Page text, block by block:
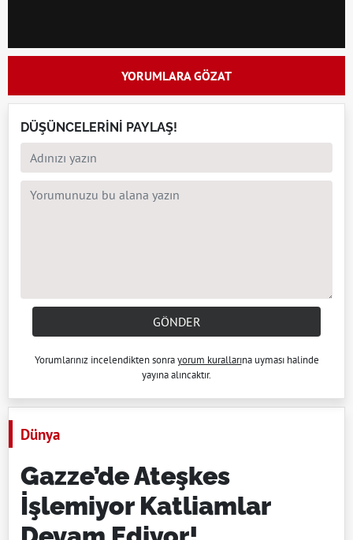
YORUMLARA GÖZAT
DÜŞÜNCELERİNİ PAYLAŞ!
GÖNDER
Yorumlarınız incelendikten sonrayorum kurallarına uyması halinde
yayına alıncaktır.
Dünya
Gazze’de Ateşkes
İşlemiyor Katliamlar